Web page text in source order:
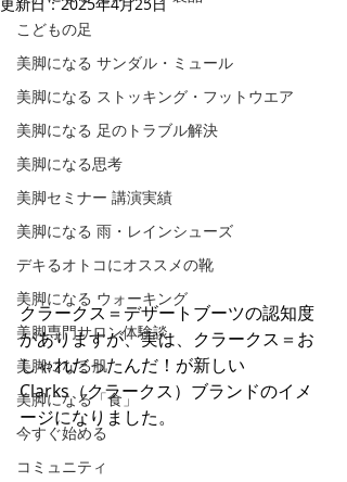
こどもの足
美脚になる サンダル・ミュール
美脚になる ストッキング・フットウエア
美脚になる 足のトラブル解決
美脚になる思考
美脚セミナー 講演実績
美脚になる 雨・レインシューズ
デキるオトコにオススメの靴
美脚になる ウォーキング
美脚専門サロン体験談
美脚になる肌
美脚になる「食」
今すぐ始める
コミュニティ
クラークス＝デザートブーツの認知度
がありますが、実は、クラークス＝お
しゃれだったんだ！が新しい
Clarks（クラークス）ブランドのイメ
ージになりました。